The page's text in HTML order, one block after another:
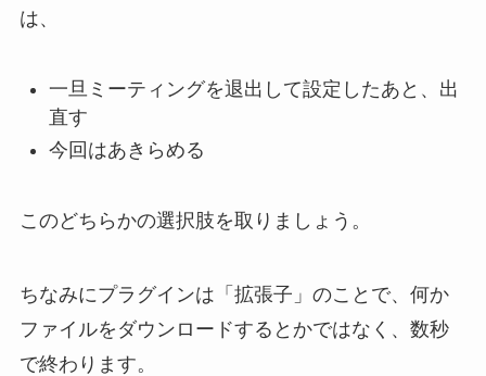
は、
一旦ミーティングを退出して設定したあと、出
直す
今回はあきらめる
このどちらかの選択肢を取りましょう。
ちなみにプラグインは「拡張子」のことで、何か
ファイルをダウンロードするとかではなく、数秒
で終わります。